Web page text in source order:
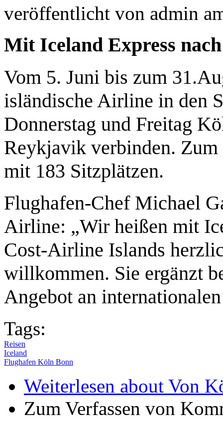
veröffentlicht von admin
Mit Iceland Express
Vom 5. Juni bis zum
isländische Airline in den
Donnerstag und Freitag
Reykjavik verbinden.
mit 183 Sitzplätzen.
Flughafen-Chef Michael
Airline: „Wir heißen mit
Cost-Airline Islands
willkommen. Sie ergänzt
Angebot an
Tags:
Reisen
Iceland
Flughafen Köln Bonn
Weiterlesen about Von
Zum Verfassen von